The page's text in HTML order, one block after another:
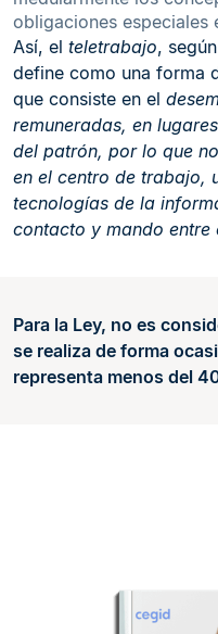
obligaciones especiales
Así, el teletrabajo,
define como una forma
que consiste en el
remuneradas, en
del patrón, por lo que
en el centro de trabajo,
tecnologías de la
contacto y mando
Para la Ley, no es
se realiza de forma
representa menos del